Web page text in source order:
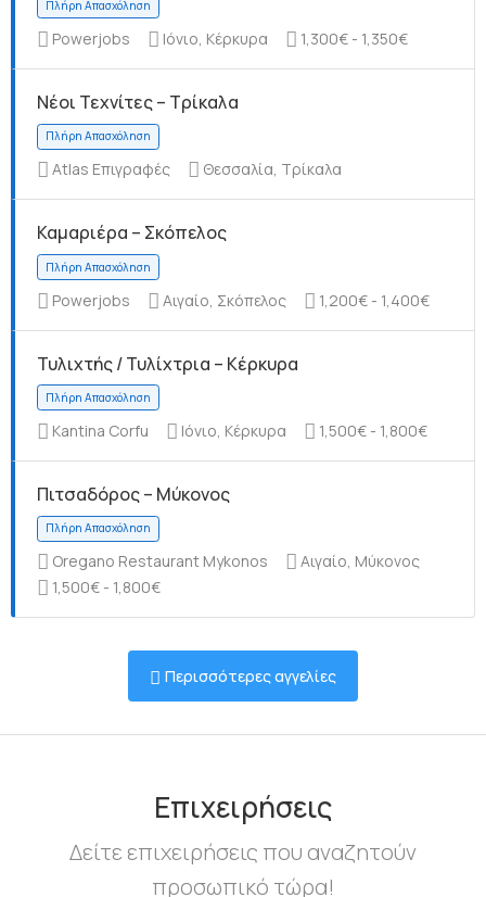
Πλήρη Απασχόληση
Πλήρη Απασχόληση
Πλήρη Απασχόληση
Powerjobs Ιόνιο, Κέρκυρα 1,300€ - 1,350€
Νέοι Τεχνίτες – Τρίκαλα
Πλήρη Απασχόληση
Atlas Επιγραφές Θεσσαλία, Τρίκαλα
Καμαριέρα – Σκόπελος
Powerjobs Αιγαίο, Σκόπελος 1,200€ - 1,400€
Τυλιχτής / Τυλίχτρια – Κέρκυρα
Kantina Corfu Ιόνιο, Κέρκυρα 1,500€ - 1,800€
Πιτσαδόρος – Μύκονος
Oregano Restaurant Mykonos
Αιγαίο, Μύκονος
1,500€ - 1,800€
Περισσότερες αγγελίες
Επιχειρήσεις
Δείτε επιχειρήσεις που αναζητούν
προσωπικό τώρα!